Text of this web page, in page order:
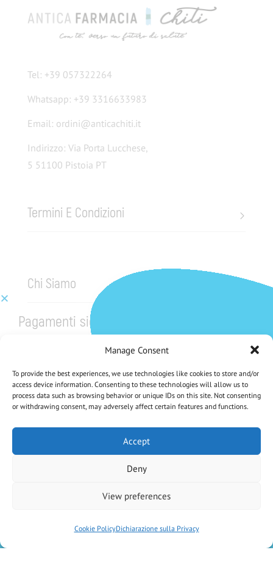
Manage Consent
To provide the best experiences, we use technologies like cookies to store and/or
access device information. Consenting to these technologies will allow us to
process data such as browsing behavior or unique IDs on this site. Not consenting
or withdrawing consent, may adversely affect certain features and functions.
Accept
Deny
View preferences
Cookie PolicyDichiarazione sulla Privacy
Tel: +39 057322264
Whatsapp: +39 3316633983
Email: ordini@anticachiti.it
Indirizzo: Via Porta Lucchese,
5 51100 Pistoia PT
Termini E Condizioni
Chi Siamo
Pagamenti sicuri
Antica Farmacia Chiti di D.ssa Elisa Vaiani e C. SAS – P.IVA
CHE NE DICI DI UNO SCONTO DEL 5%?
Iscriviti Alla Nostra Newsletter